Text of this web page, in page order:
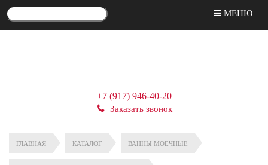
МЕНЮ
+7 (917) 946-40-20
Заказать звонок
ГЛАВНАЯ КАТАЛОГ ВАННЫ МОЕЧНЫЕ